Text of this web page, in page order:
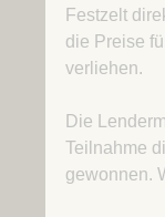
Festzelt
die Preise
verliehen.
Die
Teilnahme
gewonnen.